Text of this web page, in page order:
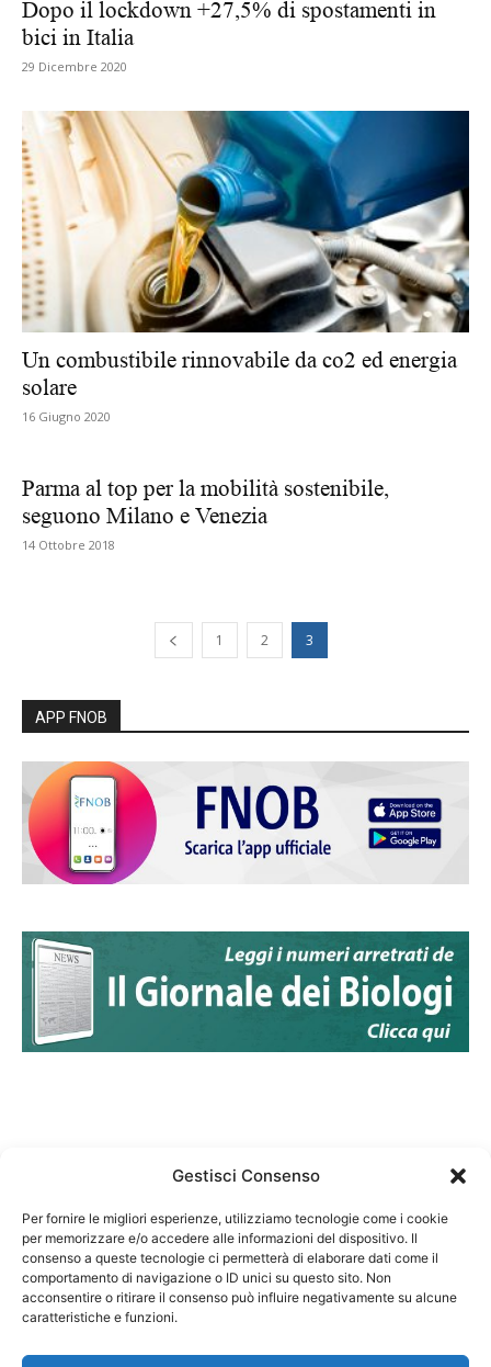
Gestisci Consenso
Per fornire le migliori esperienze, utilizziamo tecnologie come i cookie
per memorizzare e/o accedere alle informazioni del dispositivo. Il
consenso a queste tecnologie ci permetterà di elaborare dati come il
comportamento di navigazione o ID unici su questo sito. Non
acconsentire o ritirare il consenso può influire negativamente su alcune
caratteristiche e funzioni.
Dopo il lockdown +27,5% di spostamenti in
bici in Italia
29 Dicembre 2020
Un combustibile rinnovabile da co2 ed energia
solare
16 Giugno 2020
Parma al top per la mobilità sostenibile,
seguono Milano e Venezia
14 Ottobre 2018
1 2 3
APP FNOB
Federazione Nazionale Degli Ordini dei Biologi:
codice fiscale 80069130583
Responsabile sito internet www.fnob.it: Vincenzo